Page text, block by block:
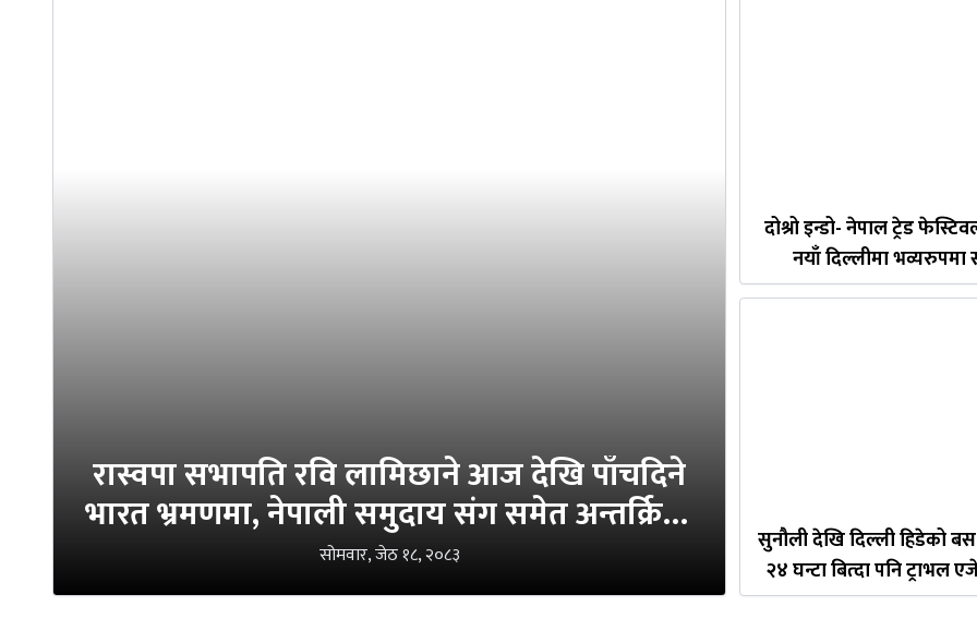
रास्वपा सभापति रवि लामिछाने आज देखि पाँचदिने
भारत भ्रमणमा, नेपाली समुदाय संग समेत अन्तर्क्रिया
गर्ने तय
सोमवार, जेठ १८, २०८३
दोश्रो इन्डो- नेपाल ट्रेड
नयाँ दिल्लीमा भव्यरुपमा
सुनौली देखि दिल्ली हिडेको बस
२४ घन्टा बित्दा पनि ट्राभल
दिन सकेका छैनन् मृतक